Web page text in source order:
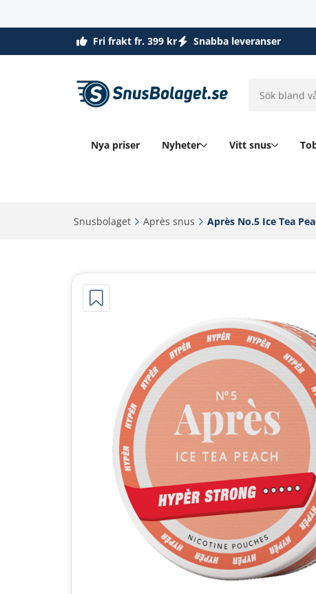
Fri frakt fr. 399 kr Snabba leveranser
Nya priser Nyheter Vitt snus
Snusbolaget‎ Après snus‎ Après No.5 Ice Tea